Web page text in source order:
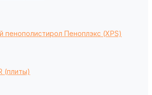
пенополистирол Пеноплэкс (XPS)
(плиты)